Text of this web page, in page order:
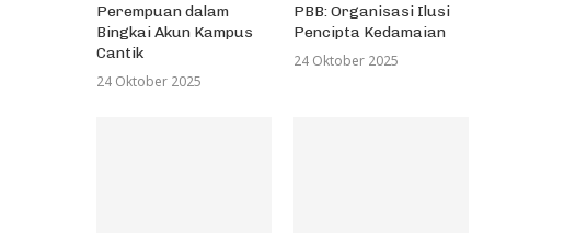
Perempuan dalam
Bingkai Akun Kampus
Cantik
24 Oktober 2025
PBB: Organisasi Ilusi
Pencipta Kedamaian
24 Oktober 2025